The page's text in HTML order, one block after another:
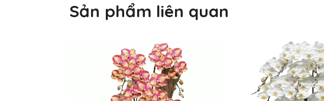
Sản phẩm liên quan